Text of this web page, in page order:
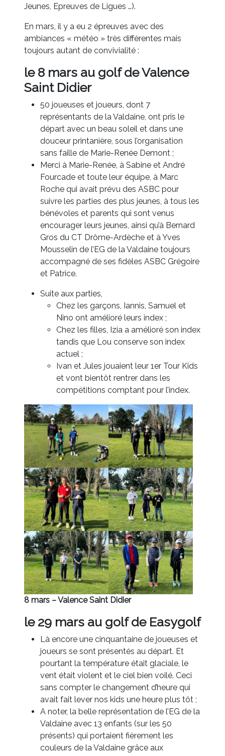
Jeunes, Epreuves de Ligues …).
En mars, il y a eu 2 épreuves avec des
ambiances « météo » très différentes mais
toujours autant de convivialité :
le 8 mars au golf de Valence
Saint Didier
50 joueuses et joueurs, dont 7
représentants de la Valdaine, ont pris le
départ avec un beau soleil et dans une
douceur printanière, sous l’organisation
sans faille de Marie-Renée Demont ;
Merci à Marie-Renée, à Sabine et André
Fourcade et toute leur équipe, à Marc
Roche qui avait prévu des ASBC pour
suivre les parties des plus jeunes, à tous les
bénévoles et parents qui sont venus
encourager leurs jeunes, ainsi qu’à Bernard
Gros du CT Drôme-Ardèche et à Yves
Mousselin de l’EG de la Valdaine toujours
accompagné de ses fidèles ASBC Grégoire
et Patrice.
Suite aux parties,
Chez les garçons, Iannis, Samuel et
Nino ont amélioré leurs index ;
Chez les filles, Izia a amélioré son index
tandis que Lou conserve son index
actuel ;
Ivan et Jules jouaient leur 1er Tour Kids
et vont bientôt rentrer dans les
compétitions comptant pour l’index.
8 mars – Valence Saint Didier
le 29 mars au golf de Easygolf
Là encore une cinquantaine de joueuses et
joueurs se sont présentés au départ. Et
pourtant la température était glaciale, le
vent était violent et le ciel bien voilé. Ceci
sans compter le changement d’heure qui
avait fait lever nos kids une heure plus tôt ;
A noter, la belle représentation de l’EG de la
Valdaine avec 13 enfants (sur les 50
présents) qui portaient fièrement les
couleurs de la Valdaine grâce aux